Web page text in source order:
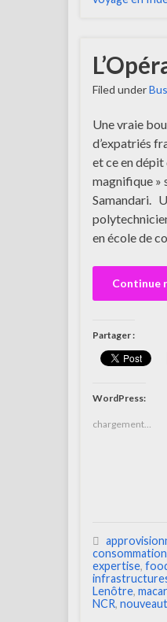
Filed under
Une vraie
d’expatriés
et ce en
magnifique »
Samandari.
en école de
Continue
Partager :
WordPress:
chargement…
consommation
expertise,
Lenôtre,
NCR,